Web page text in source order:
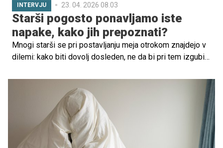
INTERVJU 23. 04. 2026 08.03
Starši pogosto ponavljamo iste
napake, kako jih prepoznati?
Mnogi starši se pri postavljanju meja otrokom znajdejo v
dilemi: kako biti dovolj dosleden, ne da bi pri tem izgubili
meja pogosto spremlja slaba vest in občutek, da morda
delamo nekaj narobe? In predvsem, kakšne posledice
ima (ne)postavljanje meja za otrokovo samozavest,
odnose in delovanje v odraslosti? O teh vprašanjih smo
se pogovarjali z dr. med. Tino Gašperin, coachinjo
zavestnega starševstva, ki skozi svoje delo staršem